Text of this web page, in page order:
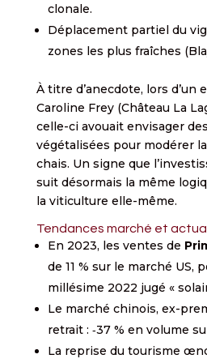
clonale.
Déplacement partiel du
zones les plus fraîches
À titre d’anecdote, lors d’un
Caroline Frey (Château La
celle-ci avouait envisager
végétalisées pour modérer
chais. Un signe que
suit désormais la même
la viticulture elle-même.
Tendances marché et
En 2023, les ventes de
de 11 % sur le marché US,
millésime 2022 jugé «
Le marché chinois, ex-
retrait : ‑37 % en volume
La reprise du tourisme